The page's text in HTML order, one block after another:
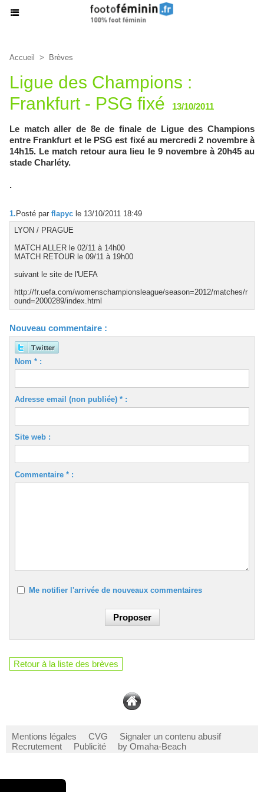
Accueil > Brèves
Ligue des Champions :
Frankfurt - PSG fixé
13/10/2011
Le match aller de 8e de finale de Ligue des Champions
entre Frankfurt et le PSG est fixé au mercredi 2 novembre à
14h15. Le match retour aura lieu le 9 novembre à 20h45 au
stade Charléty.
.
1. Posté par flapyc le 13/10/2011 18:49
LYON / PRAGUE
MATCH ALLER le 02/11 à 14h00
MATCH RETOUR le 09/11 à 19h00
suivant le site de l'UEFA
http://fr.uefa.com/womenschampionsleague/season=2012/matches/r
ound=2000289/index.html
Nouveau commentaire :
Nom * :
Adresse email (non publiée) * :
Site web :
Commentaire * :
Me notifier l'arrivée de nouveaux commentaires
Retour à la liste des brèves
Mentions légales CVG
Signaler un contenu abusif
Recrutement
Publicité by Omaha-Beach